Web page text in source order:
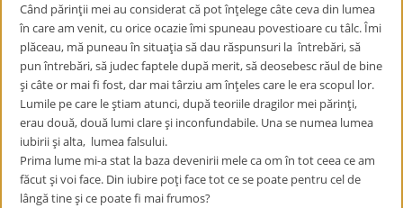
Când părinţii mei au considerat că pot înţelege câte ceva din lumea
în care am venit, cu orice ocazie îmi spuneau povestioare cu tâlc. Îmi
plăceau, mă puneau în situaţia să dau răspunsuri la întrebări, să
pun întrebări, să judec faptele după merit, să deosebesc răul de bine
şi câte or mai fi fost, dar mai târziu am înţeles care le era scopul lor.
Lumile pe care le ştiam atunci, după teoriile dragilor mei părinţi,
erau două, două lumi clare şi inconfundabile. Una se numea lumea
iubirii şi alta, lumea falsului.
Prima lume mi-a stat la baza devenirii mele ca om în tot ceea ce am
făcut şi voi face. Din iubire poţi face tot ce se poate pentru cel de
lângă tine şi ce poate fi mai frumos?